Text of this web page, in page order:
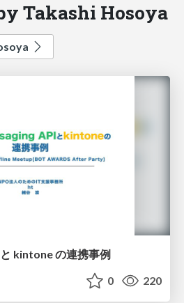
Takashi Hosoya
kintone の連携事例
0 220